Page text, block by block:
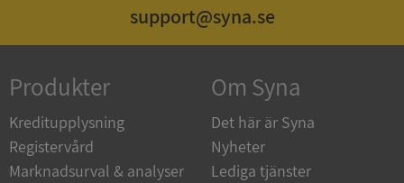
support@syna.se
Produkter
Kreditupplysning
Registervård
Marknadsurval & analyser
Om Syna
Det här är Syna
Nyheter
Lediga tjänster
.syna.se
_GRECAPTCHA
Google LLC
www.google.com